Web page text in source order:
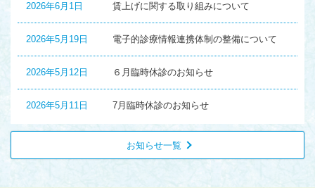
2026年6月1日 賃上げに関する取り組みについて
2026年5月19日 電子的診療情報連携体制の整備について
2026年5月12日 ６月臨時休診のお知らせ
2026年5月11日 7月臨時休診のお知らせ
お知らせ一覧